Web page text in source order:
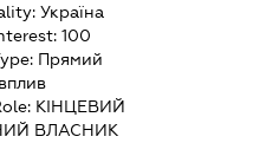
Україна
100
Прямий
КІНЦЕВИЙ
ВЛАСНИК